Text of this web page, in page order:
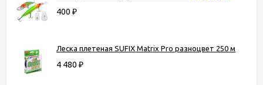
400 ₽
Леска плетеная SUFIX Matrix Pro разноцвет 250 м
4 480 ₽